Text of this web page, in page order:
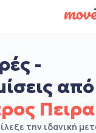
-
από
την ιδανική